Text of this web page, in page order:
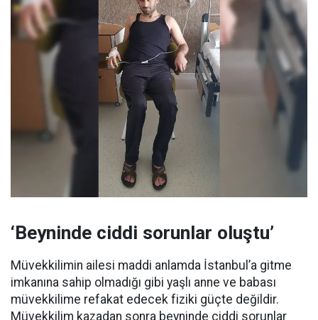
‘Beyninde ciddi sorunlar oluştu’
Müvekkilimin ailesi maddi anlamda İstanbul’a gitme
imkanına sahip olmadığı gibi yaşlı anne ve babası
müvekkilime refakat edecek fiziki güçte değildir.
Müvekkilim kazadan sonra beyninde ciddi sorunlar